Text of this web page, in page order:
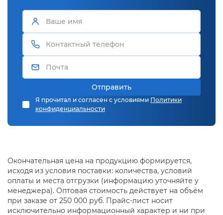
Отправить
Я прочитал и согласен с условиями Политики
конфиденциальности
Окончательная цена на продукцию формируется,
исходя из условия поставки: количества, условий
оплаты и места отгрузки (информацию уточняйте у
менеджера). Оптовая стоимость действует на объём
при заказе от 250 000 руб. Прайс-лист носит
исключительно информационный характер и ни при